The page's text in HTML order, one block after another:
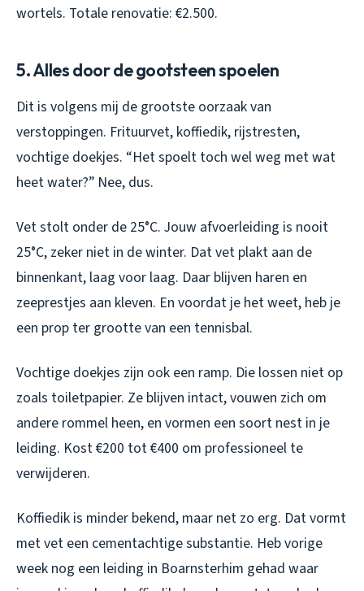
wortels. Totale renovatie: €2.500.
5. Alles door de gootsteen spoelen
Dit is volgens mij de grootste oorzaak van
verstoppingen. Frituurvet, koffiedik, rijstresten,
vochtige doekjes. “Het spoelt toch wel weg met wat
heet water?” Nee, dus.
Vet stolt onder de 25°C. Jouw afvoerleiding is nooit
25°C, zeker niet in de winter. Dat vet plakt aan de
binnenkant, laag voor laag. Daar blijven haren en
zeeprestjes aan kleven. En voordat je het weet, heb je
een prop ter grootte van een tennisbal.
Vochtige doekjes zijn ook een ramp. Die lossen niet op
zoals toiletpapier. Ze blijven intact, vouwen zich om
andere rommel heen, en vormen een soort nest in je
leiding. Kost €200 tot €400 om professioneel te
verwijderen.
Koffiedik is minder bekend, maar net zo erg. Dat vormt
met vet een cementachtige substantie. Heb vorige
week nog een leiding in Boarnsterhim gehad waar